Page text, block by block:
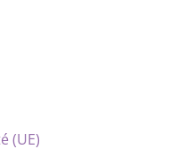
(UE)